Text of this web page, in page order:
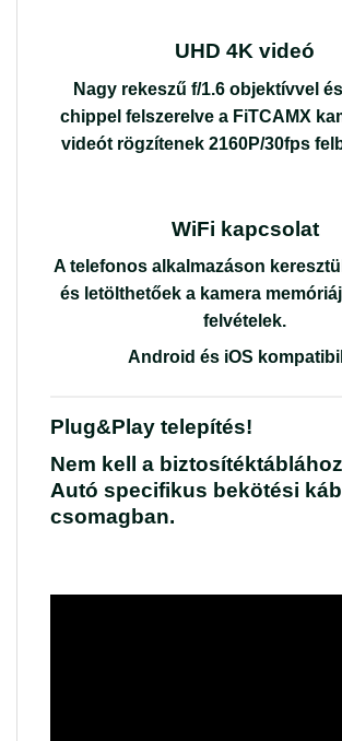
UHD 4K videó
Nagy rekeszű f/1.6 objektívvel
chippel felszerelve a FiTCAMX
videót rögzítenek 2160P/30fps
WiFi kapcsolat
A telefonos alkalmazáson
és letölthetőek a kamera
felvételek.
Android és iOS
Plug&Play telepítés!
Nem kell a
Autó specifikus bekötési
csomagban.